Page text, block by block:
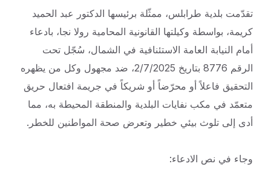
تقدّمت بلدية طرابلس، ممثّلة برئيسها الدكتور عبد الحميد
كريمة، بواسطة وكيلتها القانونية المحامية رولا نجا، بادعاء
أمام النيابة العامة الاستئنافية في الشمال، سُجّل تحت
الرقم 8776 بتاريخ 2/7/2025، ضد مجهول وكل من يظهره
التحقيق فاعلاً أو محرّضاً أو شريكاً في جريمة افتعال حريق
متعمّد في مكب نفايات البلدية والمنطقة المحيطة به، مما
أدى إلى تلوث بيئي خطير وتعرض صحة المواطنين للخطر.
وجاء في نص الادعاء: